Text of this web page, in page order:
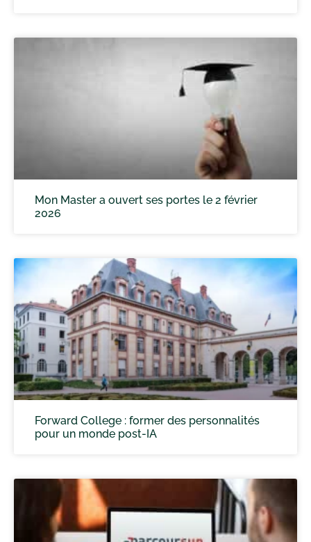
Mon Master a ouvert ses portes le 2 février
2026
Forward College : former des personnalités
pour un monde post-IA